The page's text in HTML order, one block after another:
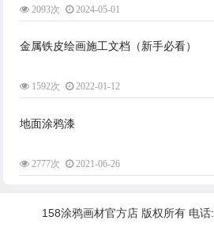
2093次 2024-05-01
金属铁皮绘画施工文档（新手必看）
1592次 2022-01-12
地面涂鸦漆
2777次 2021-06-26
158涂鸦画材官方店 版权所有 电话: